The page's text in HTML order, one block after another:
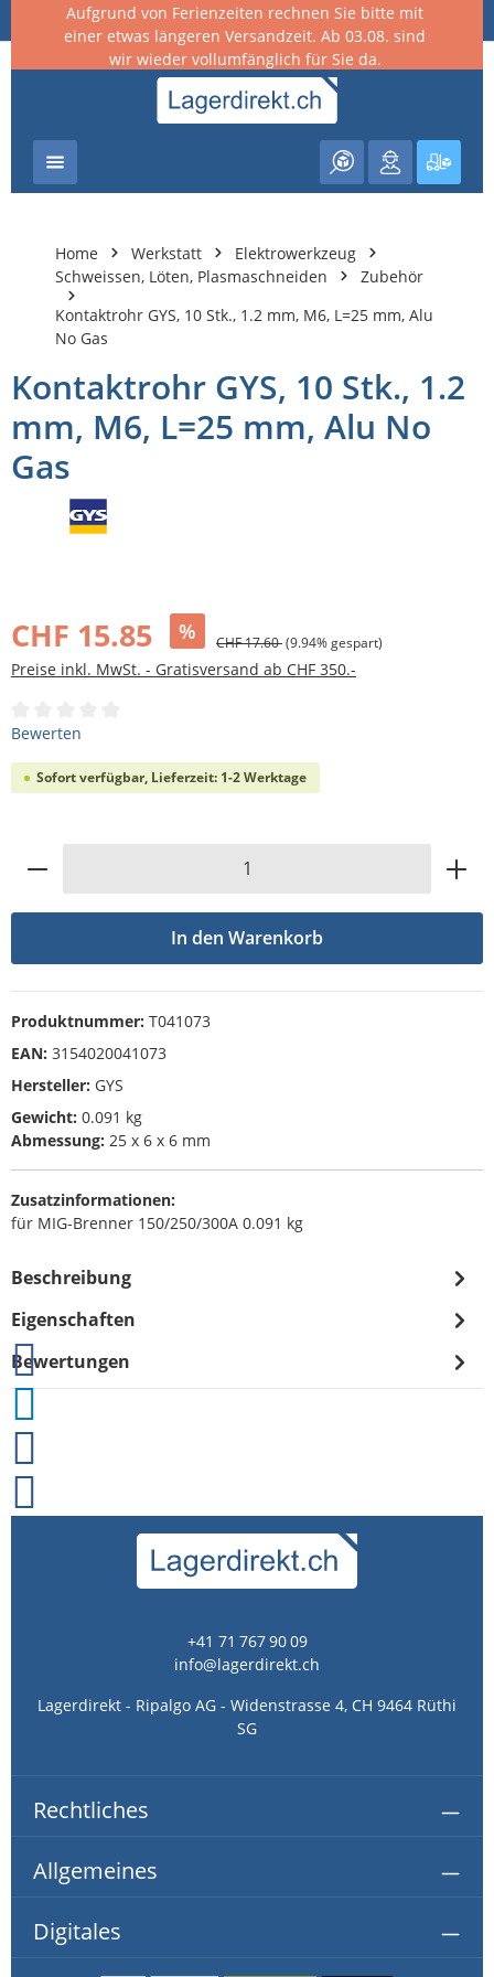
springen
Aufgrund von Ferienzeiten rechnen Sie bitte mit
einer etwas längeren Versandzeit. Ab 03.08. sind
wir wieder vollumfänglich für Sie da.
Home Werkstatt
Elektrowerkzeug
Schweissen, Löten, Plasmaschneiden
Zubehör
Kontaktrohr GYS, 10 Stk., 1.2 mm, M6, L=25 mm, Alu
No Gas
Kontaktrohr GYS, 10 Stk., 1.2
mm, M6, L=25 mm, Alu No
Gas
CHF 15.85 % CHF 17.60(9.94% gespart)
Preise inkl. MwSt. - Gratisversand ab CHF 350.-
Durchschnittliche Bewertung von 0 von 5 Sternen
Bewerten
Sofort verfügbar, Lieferzeit: 1-2 Werktage
Produkt Anzahl: Gib den gewünschten
In den Warenkorb
Produktnummer: T041073
EAN: 3154020041073
Hersteller: GYS
Gewicht: 0.091 kg
Abmessung: 25 x 6 x 6 mm
Zusatzinformationen:
für MIG-Brenner 150/250/300A 0.091 kg
Beschreibung
Eigenschaften
Bewertungen
+41 71 767 90 09
info@lagerdirekt.ch
Lagerdirekt - Ripalgo AG - Widenstrasse 4, CH 9464 Rüthi
SG
Rechtliches
Allgemeines
Digitales